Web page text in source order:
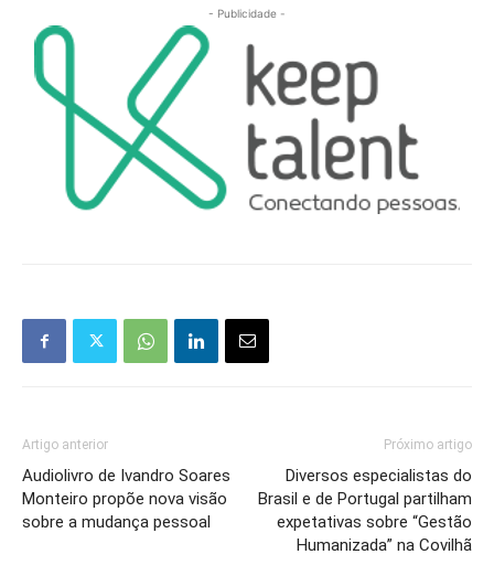
- Publicidade -
Artigo anterior
Audiolivro de Ivandro Soares
Monteiro propõe nova visão
sobre a mudança pessoal
Próximo artigo
Diversos especialistas do
Brasil e de Portugal partilham
expetativas sobre “Gestão
Humanizada” na Covilhã